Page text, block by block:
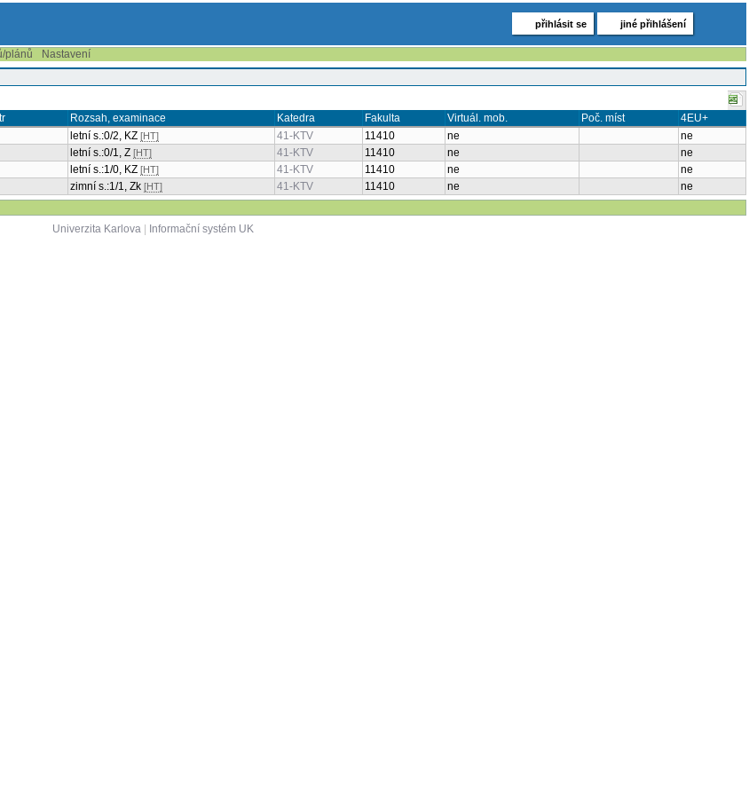
přihlásit se jiné přihlášení
plánů
Nastavení
Rozsah, examinace Katedra Fakulta Virtuál. mob. Poč. míst
4EU+
letní s.:0/2, KZ [HT] 41-KTV 11410 ne
ne
letní s.:0/1, Z [HT] 41-KTV 11410 ne
ne
letní s.:1/0, KZ [HT] 41-KTV 11410 ne
ne
zimní s.:1/1, Zk [HT] 41-KTV 11410 ne
ne
Univerzita Karlova| Informační systém UK